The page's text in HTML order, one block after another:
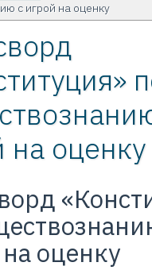
Задачи
Картинки
Контакты
с игрой на оценку
на оценку
оценку